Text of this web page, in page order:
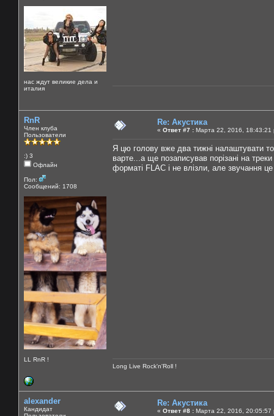
нас ждут великие дела и
италия
RnR
Член клуба
Пользователи
:) 3
Офлайн
Пол:
Сообщений: 1708
LL RnR !
Re: Акустика
« Ответ #7 : Марта 22, 2016, 18:43:21
Я цю голову вже два тижні налаштувати
варте...а ще позаписував порізані на
форматі FLAC і не влізли, але звучання
Long Live Rock'n'Roll !
alexander
Кандидат
Re: Акустика
« Ответ #8 : Марта 22, 2016, 20:05:57